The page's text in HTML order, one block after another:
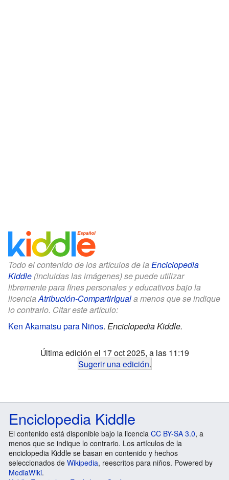
Todo el contenido de los artículos de la Enciclopedia
Kiddle (incluidas las imágenes) se puede utilizar
libremente para fines personales y educativos bajo la
licenciaAtribución-CompartirIguala menos que se indique
lo contrario. Citar este artículo:
Ken Akamatsu para Niños. Enciclopedia Kiddle.
Última edición el 17 oct 2025, a las 11:19
Sugerir una edición.
Enciclopedia Kiddle
El contenido está disponible bajo la licencia CC BY-SA 3.0, a
menos que se indique lo contrario. Los artículos de la
enciclopedia Kiddle se basan en contenido y hechos
seleccionados de Wikipedia, reescritos para niños. Powered by
MediaWiki.